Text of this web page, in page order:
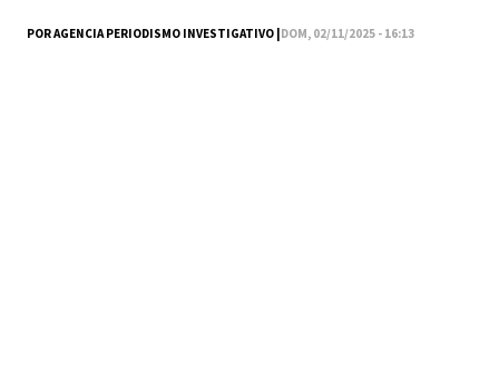
POR AGENCIA PERIODISMO INVESTIGATIVO |DOM, 02/11/2025 - 16:13